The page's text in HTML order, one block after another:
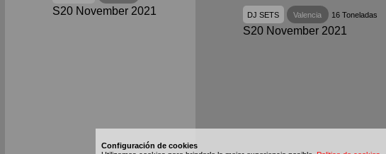
Configuración de cookies
S20 November 2021 DJ SETS Valencia 16 Toneladas
S20 November 2021